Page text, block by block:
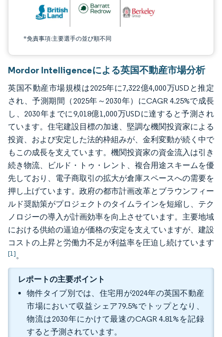
*免責事項:主要選手の並び順不同
Mordor Intelligenceによる英国不動産市場分析
英国不動産市場規模は2025年に7,322億4,000万USDと推定
され、予測期間（2025年～2030年）にCAGR 4.25%で成長
し、2030年までに9,018億1,000万USDに達すると予測され
ています。住宅建設目標の加速、堅調な機関投資家による
投資、および安定した法的枠組みが、金利変動が続く中で
もこの成長を支えています。機関投資家の資金流入は引き
続き物流、ビルド・トゥ・レント、複合用途スキームを優
先しており、電子商取引の拡大が倉庫スペースへの需要を
押し上げています。政府の都市計画改革とブラウンフィー
ルド奨励策がプロジェクトのタイムラインを短縮し、テク
ノロジーの導入が計画効率を向上させています。主要地域
における供給の逼迫が価格の安定を支えていますが、建設
コストの上昇と労働力不足が利益率を圧迫し続けています
[1]。
レポートの主要ポイント
物件タイプ別では、住宅用が2024年の英国不動産
市場において収益シェア79.5%でトップとなり、
物流は2030年にかけて最速のCAGR 4.81%を記録
すると予測されています。